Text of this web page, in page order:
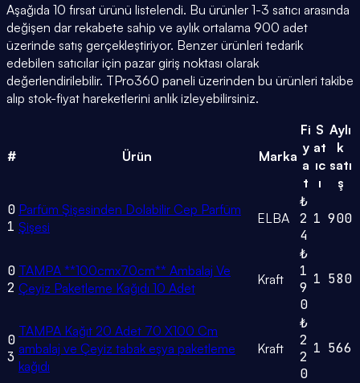
Aşağıda 10 fırsat ürünü listelendi. Bu ürünler 1-3 satıcı arasında
değişen dar rekabete sahip ve aylık ortalama 900 adet
üzerinde satış gerçekleştiriyor. Benzer ürünleri tedarik
edebilen satıcılar için pazar giriş noktası olarak
değerlendirilebilir. TPro360 paneli üzerinden bu ürünleri takibe
alıp stok-fiyat hareketlerini anlık izleyebilirsiniz.
# Ürün Marka
Fi
y
a
t
S
at
ıc
ı
Aylı
k
satı
ş
0
1
Parfüm Şişesinden Dolabilir Cep Parfüm
Şişesi
ELBA
₺
2
4
1 900
0
2
TAMPA **100cmx70cm** Ambalaj Ve
Çeyiz Paketleme Kağıdı 10 Adet
Kraft
₺
1
9
0
1 580
0
3
TAMPA Kağıt 20 Adet 70 X100 Cm
ambalaj ve Çeyiz tabak eşya paketleme
kağıdı
Kraft
₺
2
2
0
1 566